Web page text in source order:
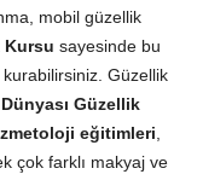
mobil güzellik
Kursu sayesinde bu
Güzellik
Güzellik
eğitimleri,
çok farklı makyaj ve